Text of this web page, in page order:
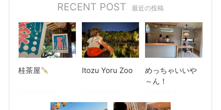
RECENT POST 最近の投稿
桂茶屋 Itozu Yoru Zoo
めっちゃいいや
～ん！